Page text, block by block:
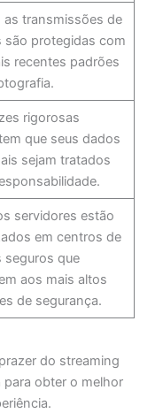
as transmissões de
são protegidas com
recentes padrões
rigorosas
que seus dados
sejam tratados
servidores estão
em centros de
seguros que
aos mais altos
de segurança.
do streaming
para obter o melhor